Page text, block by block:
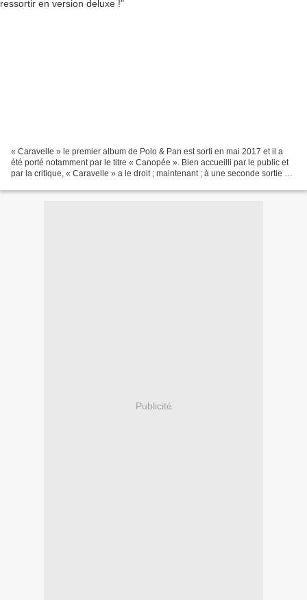
« Caravelle » le premier album de Polo & Pan est sorti en mai 2017 et il a
été porté notamment par le titre « Canopée ». Bien accueilli par le public et
par la critique, « Caravelle » a le droit ; maintenant ; à une seconde sortie et
Publicité